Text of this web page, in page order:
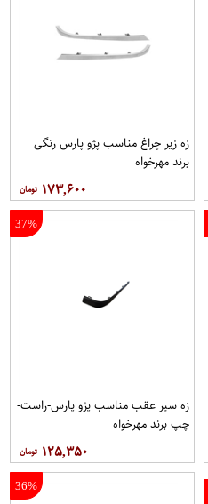
زه زیر چراغ مناسب پژو پارس رنگی
برند مهرخواه
۱۷۳,۶۰۰
37%
زه سپر عقب مناسب پژو پارس-راست-
چپ برند مهرخواه
۱۲۵,۳۵۰
36%